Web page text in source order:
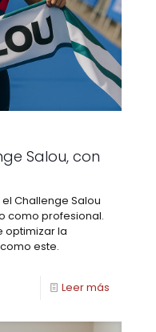
Salou, con
Challenge Salou
como profesional.
optimizar la
este.
Leer más